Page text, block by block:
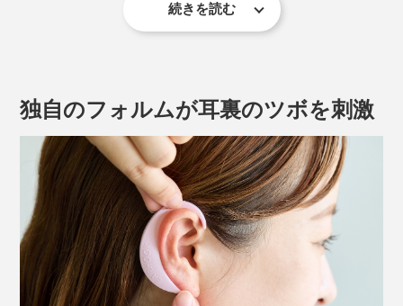
続きを読む
独自のフォルムが耳裏のツボを刺激